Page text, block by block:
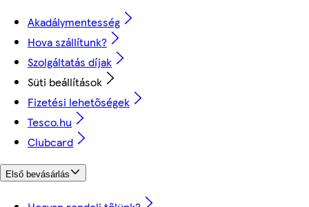
Akadálymentesség
Hova szállítunk?
Szolgáltatás díjak
Süti beállítások
Fizetési lehetőségek
Tesco.hu
Clubcard
Első bevásárlás